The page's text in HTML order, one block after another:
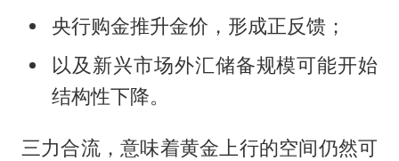
央行购金推升金价，形成正反馈；
以及新兴市场外汇储备规模可能开始
结构性下降。
三力合流，意味着黄金上行的空间仍然可